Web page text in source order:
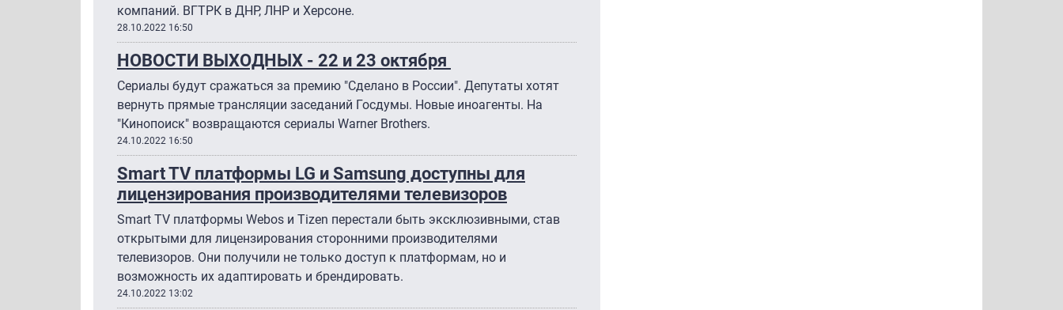
компаний. ВГТРК в ДНР, ЛНР и Херсоне.
28.10.2022 16:50
НОВОСТИ ВЫХОДНЫХ - 22 и 23 октября
Сериалы будут сражаться за премию "Сделано в России". Депутаты хотят
вернуть прямые трансляции заседаний Госдумы. Новые иноагенты. На
"Кинопоиск" возвращаются сериалы Warner Brothers.
24.10.2022 16:50
Smart TV платформы LG и Samsung доступны для
лицензирования производителями телевизоров
Smart TV платформы Webos и Tizen перестали быть эксклюзивными, став
открытыми для лицензирования сторонними производителями
телевизоров. Они получили не только доступ к платформам, но и
возможность их адаптировать и брендировать.
24.10.2022 13:02